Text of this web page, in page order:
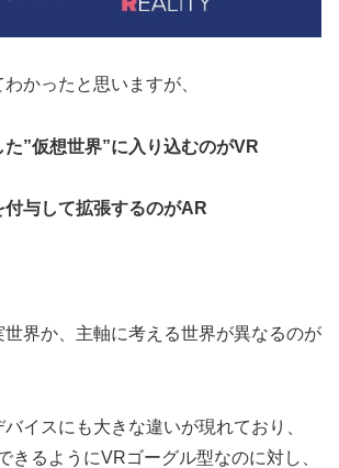
わかったと思いますが、
”仮想世界”に入り込むのがVR
与して拡張するのがAR
界か、主軸に考える世界が異なるのが
イスにも大きな違いが現れており、
きるようにVRゴーグル型なのに対し、